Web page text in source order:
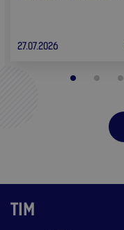
27.07.2026
TIM